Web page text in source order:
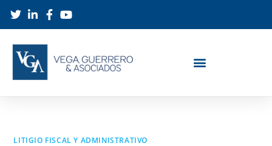
LITIGIO FISCAL Y ADMINISTRATIVO